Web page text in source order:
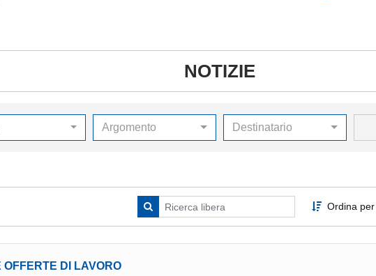
NOTIZIE
Argomento Destinatario
Ordina
OFFERTE DI LAVORO